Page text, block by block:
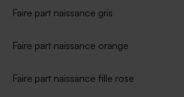
Faire part naissance gris
Faire part naissance orange
Faire part naissance fille rose